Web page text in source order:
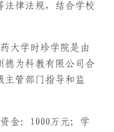
法律法规，结合学校
大学时珍学院是由
德为科教有限公司合
主管部门指导和监
金：1000万元；学